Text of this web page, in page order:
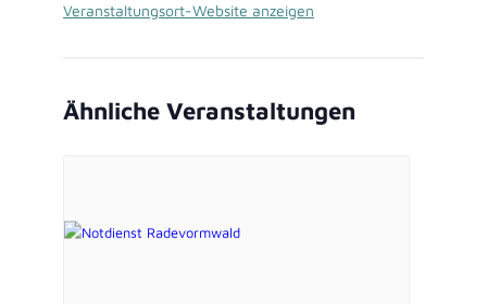
Veranstaltungsort-Website anzeigen
Ähnliche Veranstaltungen